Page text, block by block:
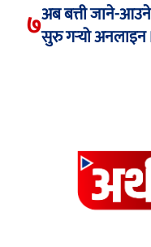
७अब बत्ती जाने-
सुरु गर्‍यो अनलाइन